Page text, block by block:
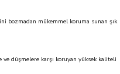
bozmadan mükemmel koruma sunan şık
ve düşmelere karşı koruyan yüksek kaliteli